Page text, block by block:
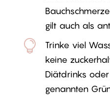
gilt auch als

Trinke viel
keine
Diätdrinks
genannten